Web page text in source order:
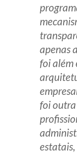
apenas
foi além
foi outra